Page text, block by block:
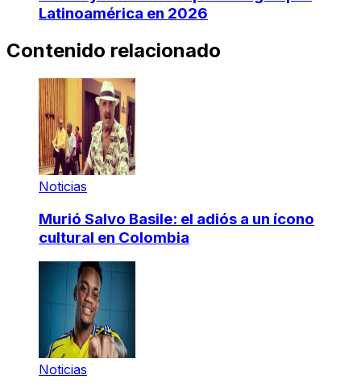
Latinoamérica en 2026
Contenido relacionado
Noticias
Murió Salvo Basile: el adiós a un ícono
cultural en Colombia
Noticias